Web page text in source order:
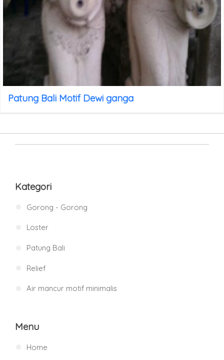
Patung Bali Motif Dewi ganga
Kategori
Gorong - Gorong
Loster
Patung Bali
Relief
Air mancur motif minimalis
Menu
Home